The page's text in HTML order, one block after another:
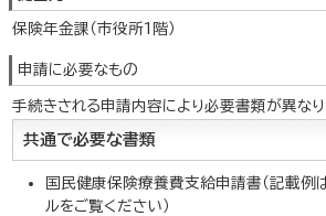
保険年金課（市役所1階）
申請に必要なもの
手続きされる申請内容により必要書類が異なり
共通で必要な書類
国民健康保険療養費支給申請書（記載例
ルをご覧ください）